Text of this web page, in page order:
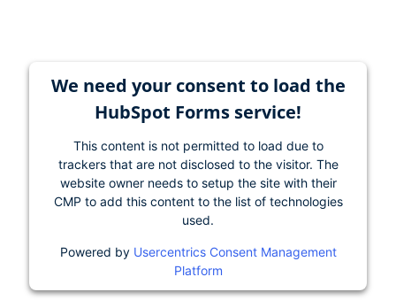
We need your consent to load the
HubSpot Forms service!
This content is not permitted to load due to
trackers that are not disclosed to the visitor. The
website owner needs to setup the site with their
CMP to add this content to the list of technologies
used.
Powered by Usercentrics Consent Management
Platform